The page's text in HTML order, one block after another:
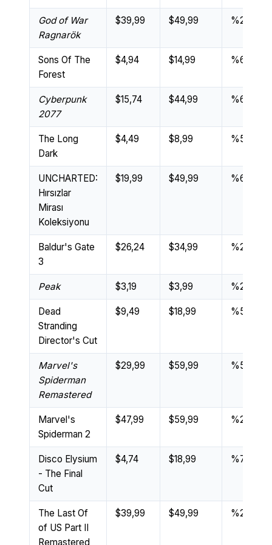
God of War
Ragnarök
$39,99 $49,99 %20
Sons Of The
Forest
$4,94 $14,99 %67
Cyberpunk
2077
$15,74 $44,99 %65
The Long
Dark
$4,49 $8,99 %50
UNCHARTED:
Hırsızlar
Mirası
Koleksiyonu
$19,99 $49,99 %60
Baldur's Gate
3
$26,24 $34,99 %20
Peak $3,19 $3,99 %20
Dead
Stranding
Director's Cut
$9,49 $18,99 %50
Marvel's
Spiderman
Remastered
$29,99 $59,99 %50
Marvel's
Spiderman 2
$47,99 $59,99 %20
Disco Elysium
- The Final
Cut
$4,74 $18,99 %75
The Last Of
of US Part II
Remastered
$39,99 $49,99 %20